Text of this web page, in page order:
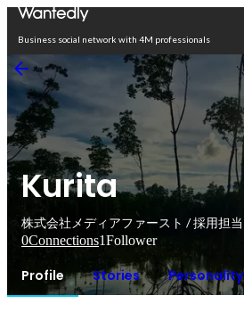
Business social network with 4M professionals
Kurita
株式会社メディアファースト / 採用担当
0Connections1Follower
Profile Stories Personality